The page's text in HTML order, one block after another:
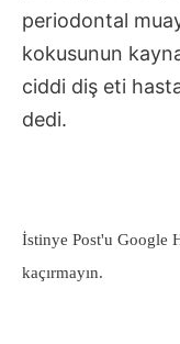
periodontal
kokusunun
ciddi diş eti
dedi.
İstinye Post'u Google
kaçırmayın.